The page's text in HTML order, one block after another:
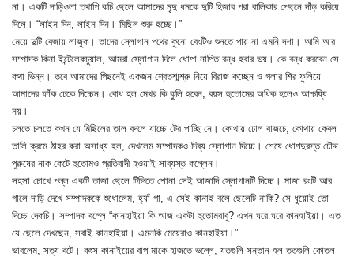
না। একটি দাড়িওলা তথাপি কচি ছেলে আমাদের মৃদু ধমকে দুটি হিজাব পরা বালিকার পেছনে দাঁড় করিয়ে
দিলে। “লাইন দিন, লাইন দিন। মিছিল শুরু হচ্ছে।”
মেয়ে দুটি বেজায় লাজুক। তাদের স্লোগান পথের কুনো বেংটিও শুনতে পায় না এমনি দশা। আমি আর
সম্পাদক কিনা ইন্টেলেকচুয়াল, আমরা স্লোগান দিলে ধোপা নাপিত বন্ধ হবার ভয়। কে বন্ধ করবেন সে
কথা ভিন্ন। তবে আমাদের পিছনেই একজন শ্বেতশ্মশ্রু নিয়ে বিরাজ কচ্ছেন ও গলার শির ফুলিয়ে
আমাদের ফাঁক ঢেকে দিচ্চেন। বোধ হল মেথর কি কুলি হবেন, বয়স হুতোমের অধিক হলেও আশ্চয্যি
নয়।
চলতে চলতে কখন যে মিছিলের তাল বদলে যাচ্চে টের পাচ্ছি নে। কোথায় ঢোল বাজচে, কোথায় কেবল
তালি ক্রমে ঠাহর করা অসাধ্য হল, দেখলেম সম্পাদকও দিব্য স্লোগান দিচ্চে। শেষে ধোপদুরস্ত চৌদ্দ
পুরুষের নাক কেটে হুতোমও প্রতিবাদী হওয়াই সাব্যস্ত কল্লেন।
সহসা চোখে পল্ল একটি তাজা ছেলে টিভিতে শোনা সেই আজাদি স্লোগানটি দিচ্চে। মাজা রংটি আর
গালে দাড়ি দেখে সম্পাদককে শুধোলেম, হ্যাঁ গা, এ সেই কানাই বলে ছেলেটি নাকি? সে ধুয়োই তো
দিচ্চে দেকচি। সম্পাদক বল্লে “কানহাইয়া কি আজ একটা হুতোমবাবু? এখন ঘরে ঘরে কানহাইয়া। এত
যে ছেলে দেখছেন, সবাই কানহাইয়া। এমনকি মেয়েরাও কানহাইয়া।”
ভাবলেম, সত্য বটে। কংস কানাইয়ের বাপ মাকে হাজতে ভল্লে, যতগুলি সন্তান হল ততগুলি কোতল